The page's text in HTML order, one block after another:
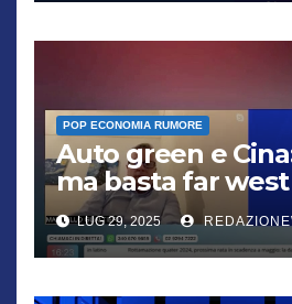
POP ECONOMIA RUMORE
Auto green e
ma basta far west
LUG 29, 2025